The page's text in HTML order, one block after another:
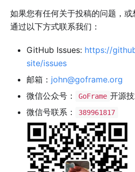
如果您有任何关于投稿的问题，
通过以下方式联系我们：
GitHub Issues: https://
site/issues
邮箱： john@goframe.org
微信公众号：
GoFrame 开源
微信号联系：
389961817